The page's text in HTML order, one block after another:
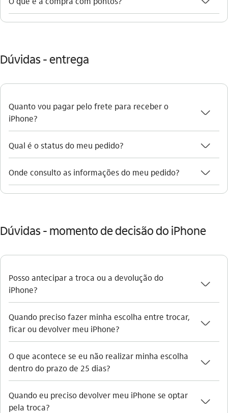
Dúvidas - entrega
Quanto vou pagar pelo frete para receber o
iPhone?
seta_baixo
Qual é o status do meu pedido? seta_baixo
Onde consulto as informações do meu pedido? seta_baixo
Dúvidas - momento de decisão do iPhone
Posso antecipar a troca ou a devolução do
iPhone?
seta_baixo
Quando preciso fazer minha escolha entre trocar,
ficar ou devolver meu iPhone?
seta_baixo
O que acontece se eu não realizar minha escolha
dentro do prazo de 25 dias?
seta_baixo
Quando eu preciso devolver meu iPhone se optar
pela troca?
seta_baixo